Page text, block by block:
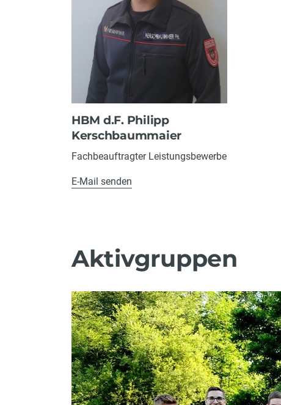
HBM d.F. Philipp
Kerschbaummaier
Fachbeauftragter Leistungsbewerbe
E-Mail senden
Aktivgruppen